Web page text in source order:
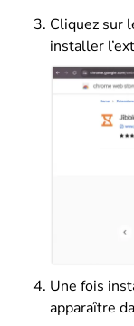
Cliquez sur
installer
Une fois
apparaître